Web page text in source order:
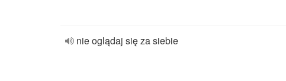
nie oglądaj się za siebie